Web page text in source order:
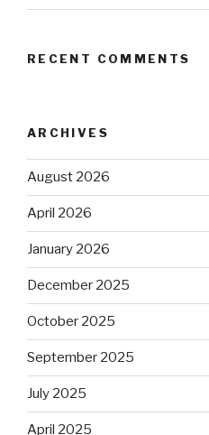
RECENT COMMENTS
ARCHIVES
August 2026
April 2026
January 2026
December 2025
October 2025
September 2025
July 2025
April 2025